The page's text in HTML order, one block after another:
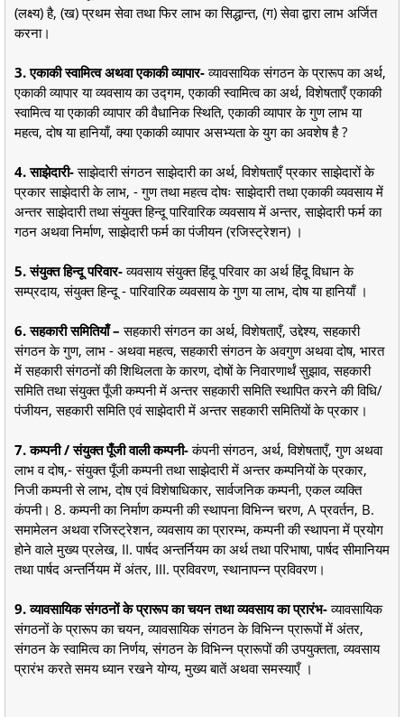
(लक्ष्य) है, (ख) प्रथम सेवा तथा फिर लाभ का सिद्धान्त, (ग) सेवा द्वारा लाभ अर्जित
करना।
3. एकाकी स्वामित्व अथवा एकाकी व्यापार-व्यावसायिक संगठन के प्रारूप का अर्थ,
एकाकी व्यापार या व्यवसाय का उद्गम, एकाकी स्वामित्व का अर्थ, विशेषताएँ एकाकी
स्वामित्व या एकाकी व्यापार की वैधानिक स्थिति, एकाकी व्यापार के गुण लाभ या
महत्व, दोष या हानियाँ, क्या एकाकी व्यापार असभ्यता के युग का अवशेष है ?
4. साझेदारी-साझेदारी संगठन साझेदारी का अर्थ, विशेषताएँ प्रकार साझेदारों के
प्रकार साझेदारी के लाभ, - गुण तथा महत्व दोषः साझेदारी तथा एकाकी व्यवसाय में
अन्तर साझेदारी तथा संयुक्त हिन्दू पारिवारिक व्यवसाय में अन्तर, साझेदारी फर्म का
गठन अथवा निर्माण, साझेदारी फर्म का पंजीयन (रजिस्ट्रेशन) ।
5. संयुक्त हिन्दू परिवार-व्यवसाय संयुक्त हिंदू परिवार का अर्थ हिंदू विधान के
सम्प्रदाय, संयुक्त हिन्दू - पारिवारिक व्यवसाय के गुण या लाभ, दोष या हानियाँ ।
6. सहकारी समितियाँ – सहकारी संगठन का अर्थ, विशेषताएँ, उद्देश्य, सहकारी
संगठन के गुण, लाभ - अथवा महत्व, सहकारी संगठन के अवगुण अथवा दोष, भारत
में सहकारी संगठनों की शिथिलता के कारण, दोषों के निवारणार्थं सुझाव, सहकारी
समिति तथा संयुक्त पूँजी कम्पनी में अन्तर सहकारी समिति स्थापित करने की विधि/
पंजीयन, सहकारी समिति एवं साझेदारी में अन्तर सहकारी समितियों के प्रकार।
7. कम्पनी / संयुक्त पूँजी वाली कम्पनी-कंपनी संगठन, अर्थ, विशेषताएँ, गुण अथवा
लाभ व दोष,- संयुक्त पूँजी कम्पनी तथा साझेदारी में अन्तर कम्पनियों के प्रकार,
निजी कम्पनी से लाभ, दोष एवं विशेषाधिकार, सार्वजनिक कम्पनी, एकल व्यक्ति
कंपनी। 8. कम्पनी का निर्माण कम्पनी की स्थापना विभिन्न चरण, A प्रवर्तन, B.
समामेलन अथवा रजिस्ट्रेशन, व्यवसाय का प्रारम्भ, कम्पनी की स्थापना में प्रयोग
होने वाले मुख्य प्रलेख, II. पार्षद अन्तर्नियम का अर्थ तथा परिभाषा, पार्षद सीमानियम
तथा पार्षद अन्तर्नियम में अंतर, III. प्रविवरण, स्थानापन्न प्रविवरण।
9. व्यावसायिक संगठनों के प्रारूप का चयन तथा व्यवसाय का प्रारंभ-व्यावसायिक
संगठनों के प्रारूप का चयन, व्यावसायिक संगठन के विभिन्न प्रारूपों में अंतर,
संगठन के स्वामित्व का निर्णय, संगठन के विभिन्न प्रारूपों की उपयुक्तता, व्यवसाय
प्रारंभ करते समय ध्यान रखने योग्य, मुख्य बातें अथवा समस्याएँ ।